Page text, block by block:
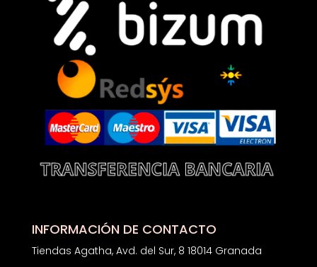
INFORMACIÓN DE CONTACTO
Tiendas Agatha, Avd. del Sur, 8 18014 Granada